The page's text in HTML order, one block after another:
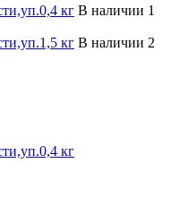
кг В наличии 1
кг В наличии 2
кг